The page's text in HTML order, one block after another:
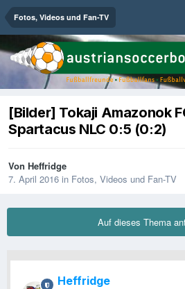
Fotos, Videos und Fan-TV
[Bilder] Tokaji Amazonok
Spartacus NLC 0:5 (0:2)
Von Heffridge
7. April 2016 in Fotos, Videos und Fan-TV
Auf dieses Thema
Heffridge